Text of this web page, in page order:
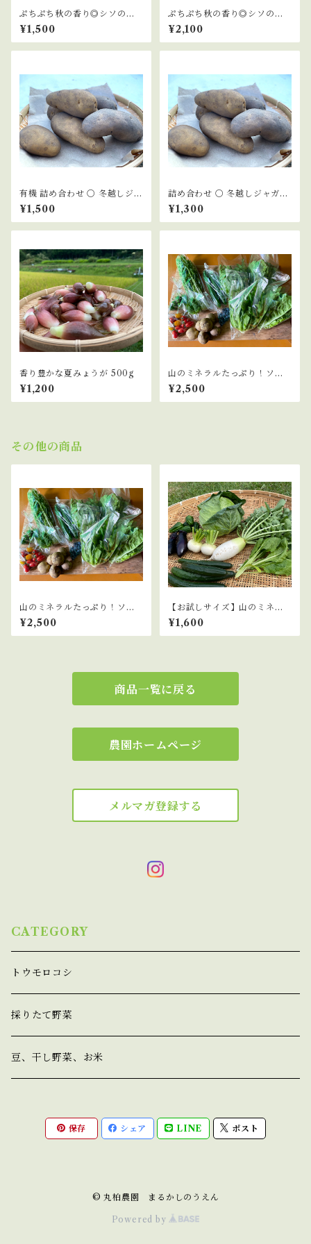
ぷちぷち秋の香り◎シソの実2
00g
¥1,500
ぷちぷち秋の香り◎シソの実3
00g
¥2,100
有機 詰め合わせ 〇 冬越しジャ
ガイモ『きたあかり』1kg『メ
ークイン』1kg
¥1,500
詰め合わせ 〇 冬越しジャガイ
モ『きたあかり』1kg『メーク
イン』1kg
¥1,300
香り豊かな夏みょうが 500g
¥1,200
山のミネラルたっぷり！ソノ
ちゃんのこだわり野菜セット
¥2,500
その他の商品
山のミネラルたっぷり！ソノ
ちゃんのこだわり野菜セット
¥2,500
【お試しサイズ】山のミネラ
ルたっぷり！ソノちゃんのこ
だわり野菜セット
¥1,600
商品一覧に戻る
農園ホームページ
メルマガ登録する
CATEGORY
トウモロコシ
採りたて野菜
豆、干し野菜、お米
保存 シェア LINE ポスト
© 丸柏農園 まるかしのうえん
Powered by